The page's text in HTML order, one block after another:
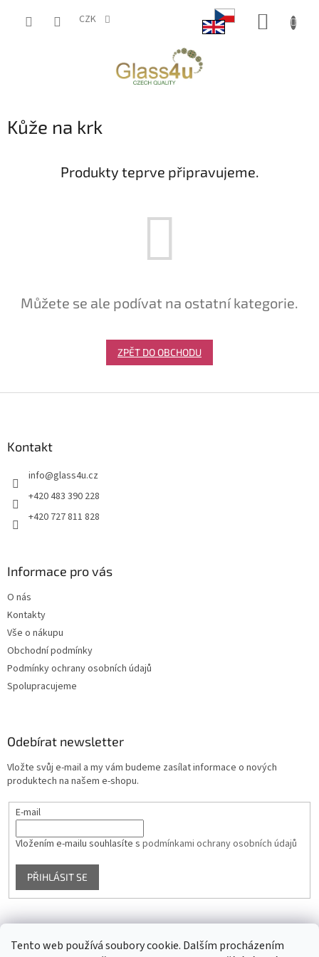
Tento web používá soubory cookie. Dalším procházením
CZK
Kůže na krk
Produkty teprve připravujeme.
Můžete se ale podívat na ostatní kategorie.
ZPĚT DO OBCHODU
Kontakt
info@glass4u.cz
+420 483 390 228
+420 727 811 828
Informace pro vás
O nás
Kontakty
Vše o nákupu
Obchodní podmínky
Podmínky ochrany osobních údajů
Spolupracujeme
Odebírat newsletter
Vložte svůj e-mail a my vám budeme zasílat informace o nových
produktech na našem e-shopu.
E-mail
Vložením e-mailu souhlasíte s podmínkami ochrany osobních údajů
PŘIHLÁSIT SE
Facebook